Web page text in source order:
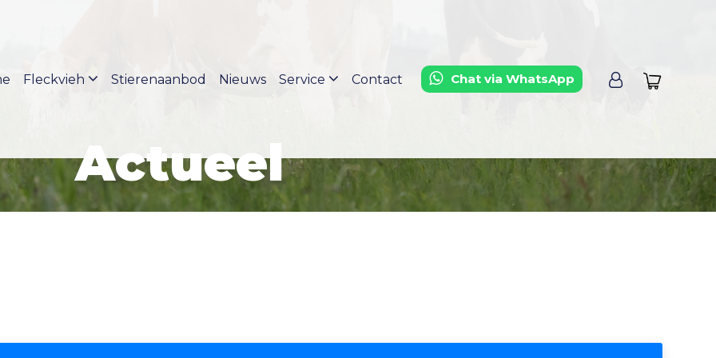
Fleckvieh Stierenaanbod Nieuws Service Contact Chat via WhatsApp
Actueel